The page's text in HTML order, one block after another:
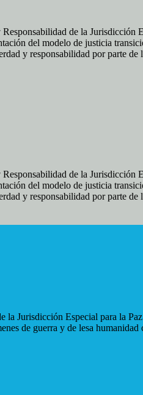
de la
del modelo de justicia
y responsabilidad por parte de
de la
del modelo de justicia
y responsabilidad por parte de
Jurisdicción Especial para la
de guerra y de lesa